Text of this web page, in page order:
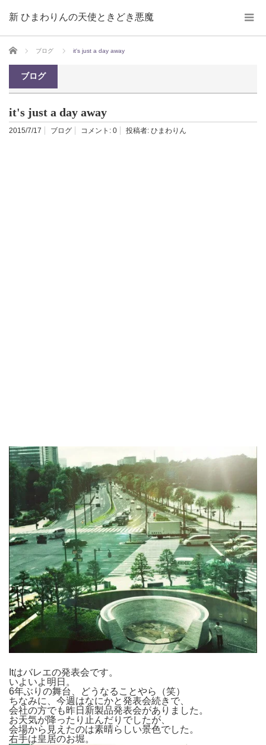
新 ひまわりんの天使ときどき悪魔
ホーム ブログ it's just a day away
ブログ
it's just a day away
2015/7/17 ブログ コメント: 0 投稿者: ひまわりん
Itはバレエの発表会です。
いよいよ明日。
6年ぶりの舞台、どうなることやら（笑）
ちなみに、今週はなにかと発表会続きで、
会社の方でも昨日新製品発表会がありました。
お天気が降ったり止んだりでしたが、
会場から見えたのは素晴らしい景色でした。
右手は皇居のお堀。